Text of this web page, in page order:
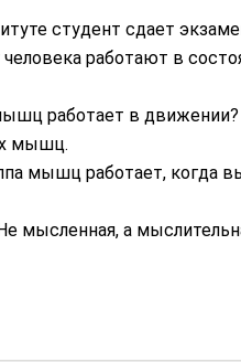
студент сдает
работают в
работает в движении?
мышц.
мышц работает, когда
мысленная, а